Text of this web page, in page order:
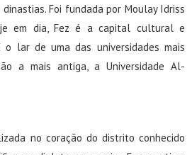
Foi fundada por Moulay Idriss
em dia, Fez é a capital cultural e
o lar de uma das universidades mais
a mais antiga, a Universidade Al-
no coração do distrito conhecido